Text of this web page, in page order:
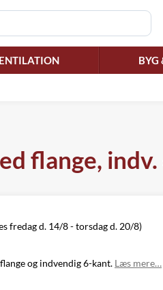
flange,
fredag d. 14/8 - torsdag d. 20/8)
og indvendig 6-kant. Læs mere…